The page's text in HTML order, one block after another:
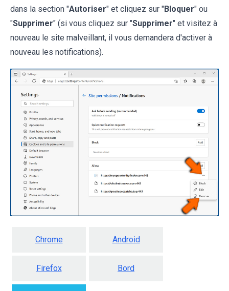
dans la section "Autoriser" et cliquez sur "Bloquer" ou
"Supprimer" (si vous cliquez sur "Supprimer" et visitez à
nouveau le site malveillant, il vous demandera d'activer à
nouveau les notifications).
Chrome Android
Firefox Bord